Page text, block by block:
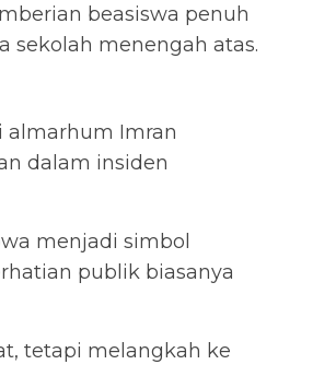
beasiswa penuh
sekolah menengah atas.
almarhum Imran
dalam insiden
menjadi simbol
publik biasanya
tetapi melangkah ke